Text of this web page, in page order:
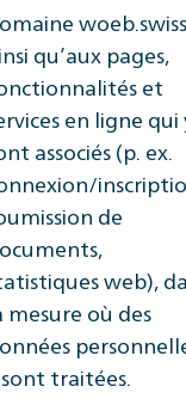
qu’aux pages,
et
en ligne qui
associés (p. ex.
de
web),
mesure où des
traitées.